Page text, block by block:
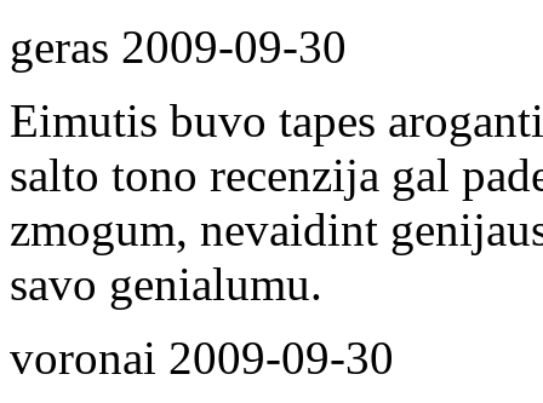
geras 2009-09-30
Eimutis buvo tapes
salto tono recenzija gal
zmogum, nevaidint
savo genialumu.
voronai 2009-09-30